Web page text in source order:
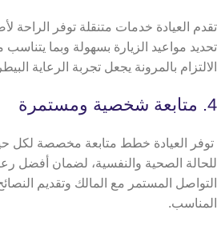
تقدم العيادة خدمات متنقلة توفر الراحة
تحديد مواعيد الزيارة بسهولة وبما يتناسب
الالتزام بالمرونة يجعل تجربة الرعاية
4. متابعة شخصية ومستمرة
توفر العيادة خطط متابعة مخصصة لكل
للحالة الصحية والنفسية، لضمان أفضل
التواصل المستمر مع المالك وتقديم
المناسب.